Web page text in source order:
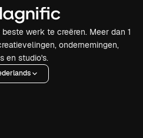
werk te creëren. Meer dan 1
ondernemingen,
en studio's.